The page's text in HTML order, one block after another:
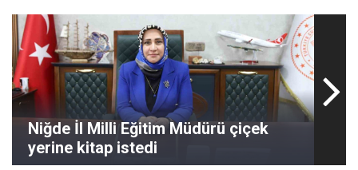
Niğde İl Milli Eğitim Müdürü çiçek
yerine kitap istedi